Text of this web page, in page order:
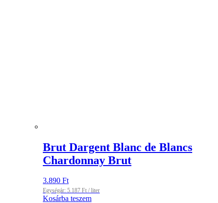
Brut Dargent Blanc de Blancs
Chardonnay Brut
3.890 Ft
Egységár: 5.187 Ft / liter
Kosárba teszem